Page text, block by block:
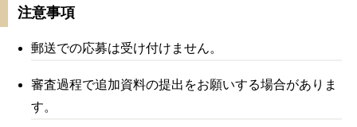
注意事項
郵送での応募は受け付けません。
審査過程で追加資料の提出をお願いする場合がありま
す。